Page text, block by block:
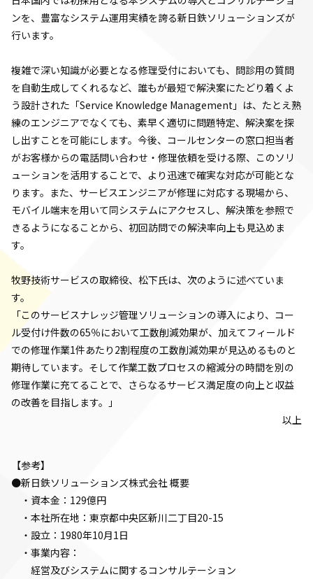
ンを、豊富なシステム運用実績を誇る新日鉄ソリューションズが
行います。
複雑で深い知識が必要となる修理受付においても、問診用の質問
を自動生成してくれるなど、誰もが最短で解決案にたどり着くよ
う設計された「Service Knowledge Management」は、たとえ熟
練のエンジニアでなくても、素早く適切に問題特定、解決案を探
し出すことを可能にします。今後、コールセンターの窓口担当者
がお客様からの電話問い合わせ・修理依頼を受ける際、このソリ
ューションを活用することで、より迅速で確実な対応が可能とな
ります。また、サービスエンジニアが修理に対応する現場から、
モバイル端末を用いて同システムにアクセスし、解決策を参照で
きるようになることから、初回訪問での解決率向上も見込めま
す。
牧野技術サービスの取締役、松下氏は、次のように述べていま
す。
「このサービスナレッジ管理ソリューションの導入により、コー
ル受付け件数の65％において工数削減効果が、加えてフィールド
での修理作業1件あたり2割程度の工数削減効果が見込めるものと
期待しています。そして作業工数プロセスの縮減分の時間を別の
修理作業に充てることで、さらなるサービス満足度の向上と収益
の改善を目指します。」
以上
【参考】
●新日鉄ソリューションズ株式会社 概要
・資本金：129億円
・本社所在地：東京都中央区新川二丁目20-15
・設立：1980年10月1日
・事業内容：
経営及びシステムに関するコンサルテーション